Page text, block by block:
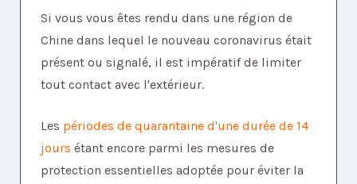
Si vous vous êtes rendu dans une région de
Chine dans lequel le nouveau coronavirus était
présent ou signalé, il est impératif de limiter
tout contact avec l'extérieur.
Les périodes de quarantaine d'une durée de 14
jours étant encore parmi les mesures de
protection essentielles adoptée pour éviter la